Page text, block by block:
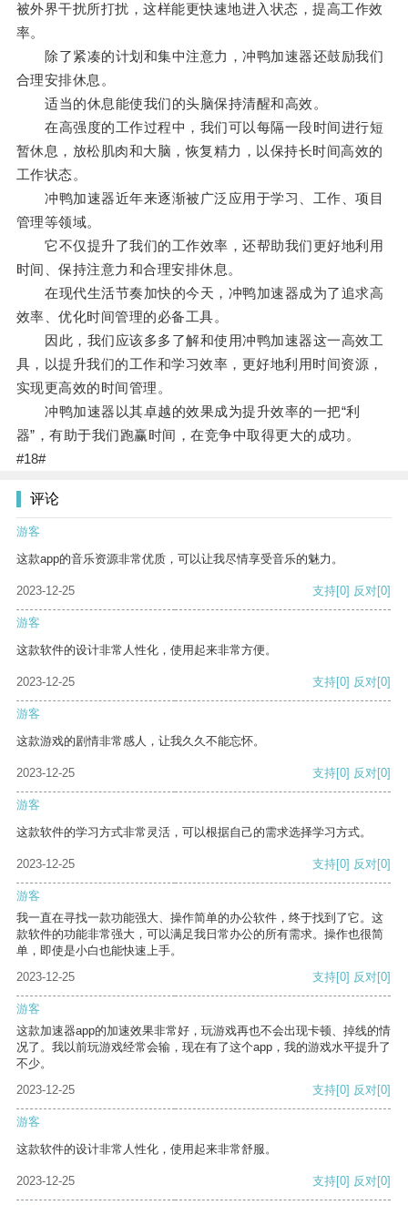
被外界干扰所打扰，这样能更快速地进入状态，提高工作效
率。
除了紧凑的计划和集中注意力，冲鸭加速器还鼓励我们
合理安排休息。
适当的休息能使我们的头脑保持清醒和高效。
在高强度的工作过程中，我们可以每隔一段时间进行短
暂休息，放松肌肉和大脑，恢复精力，以保持长时间高效的
工作状态。
冲鸭加速器近年来逐渐被广泛应用于学习、工作、项目
管理等领域。
它不仅提升了我们的工作效率，还帮助我们更好地利用
时间、保持注意力和合理安排休息。
在现代生活节奏加快的今天，冲鸭加速器成为了追求高
效率、优化时间管理的必备工具。
因此，我们应该多多了解和使用冲鸭加速器这一高效工
具，以提升我们的工作和学习效率，更好地利用时间资源，
实现更高效的时间管理。
冲鸭加速器以其卓越的效果成为提升效率的一把“利
器”，有助于我们跑赢时间，在竞争中取得更大的成功。
#18#
评论
游客
这款app的音乐资源非常优质，可以让我尽情享受音乐的魅力。
2023-12-25 支持[0] 反对[0]
游客
这款软件的设计非常人性化，使用起来非常方便。
2023-12-25 支持[0] 反对[0]
游客
这款游戏的剧情非常感人，让我久久不能忘怀。
2023-12-25 支持[0] 反对[0]
游客
这款软件的学习方式非常灵活，可以根据自己的需求选择学习方式。
2023-12-25 支持[0] 反对[0]
游客
我一直在寻找一款功能强大、操作简单的办公软件，终于找到了它。这
款软件的功能非常强大，可以满足我日常办公的所有需求。操作也很简
单，即使是小白也能快速上手。
2023-12-25
支持[0] 反对[0]
游客
这款加速器app的加速效果非常好，玩游戏再也不会出现卡顿、掉线的情
况了。我以前玩游戏经常会输，现在有了这个app，我的游戏水平提升了
不少。
2023-12-25
支持[0] 反对[0]
游客
这款软件的设计非常人性化，使用起来非常舒服。
2023-12-25 支持[0] 反对[0]